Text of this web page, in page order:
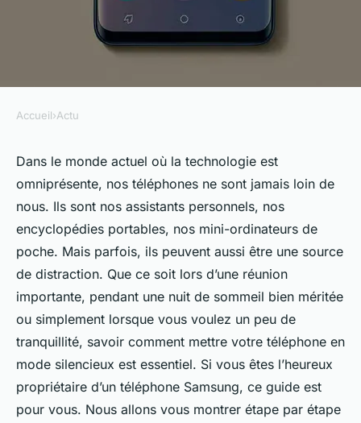
Comment activer le mode
silencieux sur Samsung ?
admin•7 mars 2024•5 min de lecture
Accueil›Actu
Dans le monde actuel où la technologie est
omniprésente, nos téléphones ne sont jamais loin de
nous. Ils sont nos assistants personnels, nos
encyclopédies portables, nos mini-ordinateurs de
poche. Mais parfois, ils peuvent aussi être une source
de distraction. Que ce soit lors d’une réunion
importante, pendant une nuit de sommeil bien méritée
ou simplement lorsque vous voulez un peu de
tranquillité, savoir comment mettre votre téléphone en
mode silencieux est essentiel. Si vous êtes l’heureux
propriétaire d’un téléphone Samsung, ce guide est
pour vous. Nous allons vous montrer étape par étape